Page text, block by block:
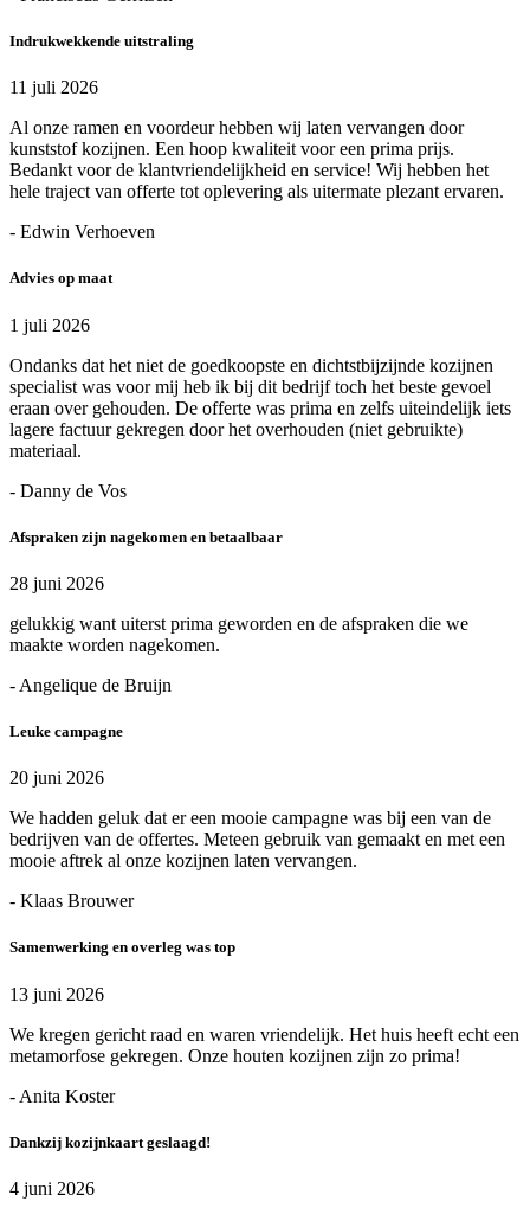
Indrukwekkende uitstraling
11 juli 2026
Al onze ramen en voordeur hebben wij laten vervangen door
kunststof kozijnen. Een hoop kwaliteit voor een prima prijs.
Bedankt voor de klantvriendelijkheid en service! Wij hebben het
hele traject van offerte tot oplevering als uitermate plezant ervaren.
- Edwin Verhoeven
Advies op maat
1 juli 2026
Ondanks dat het niet de goedkoopste en dichtstbijzijnde kozijnen
specialist was voor mij heb ik bij dit bedrijf toch het beste gevoel
eraan over gehouden. De offerte was prima en zelfs uiteindelijk iets
lagere factuur gekregen door het overhouden (niet gebruikte)
materiaal.
- Danny de Vos
Afspraken zijn nagekomen en betaalbaar
28 juni 2026
gelukkig want uiterst prima geworden en de afspraken die we
maakte worden nagekomen.
- Angelique de Bruijn
Leuke campagne
20 juni 2026
We hadden geluk dat er een mooie campagne was bij een van de
bedrijven van de offertes. Meteen gebruik van gemaakt en met een
mooie aftrek al onze kozijnen laten vervangen.
- Klaas Brouwer
Samenwerking en overleg was top
13 juni 2026
We kregen gericht raad en waren vriendelijk. Het huis heeft echt een
metamorfose gekregen. Onze houten kozijnen zijn zo prima!
- Anita Koster
Dankzij kozijnkaart geslaagd!
4 juni 2026